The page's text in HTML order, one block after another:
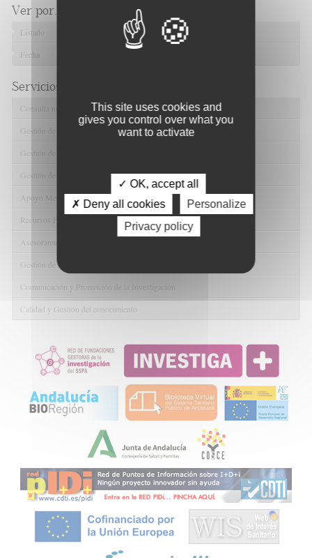
Ver por...
Listado
Fecha
Servicios de FIBAO
Consulta nuestras Ofertas Tecnológicas
Gestión de Ensayos Clínicos y Estudios Observacionales
Gestión de la Innovación y la Transferencia Tecnológica
Gestión de Ayudas y Oportunidad de Financiación
Apoyo Metodológico y/o Estadístico
Recursos Humanos
Asesoramiento y Gestión Económica-Administrativa
Gestión de Convenios y Donaciones
Comunicación y Promoción de la Investigación
Calidad y Gestión del conocimiento
This site uses cookies and
gives you control over what you
want to activate
✓ OK, accept all
✗ Deny all cookies
Personalize
Privacy policy